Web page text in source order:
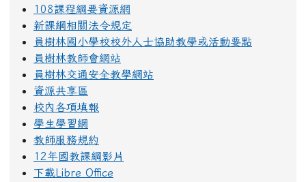
108課程綱要資源網
新課綱相關法令規定
員樹林國小學校校外人士協助教學或活動要點
員樹林教師會網站
員樹林交通安全教學網站
資源共享區
校內各項填報
學生學習網
教師服務規約
12年國教課綱影片
下載Libre Office